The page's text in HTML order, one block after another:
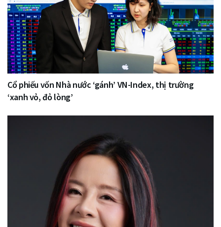
Cổ phiếu vốn Nhà nước ‘gánh’ VN-Index, thị trường
‘xanh vỏ, đỏ lòng’